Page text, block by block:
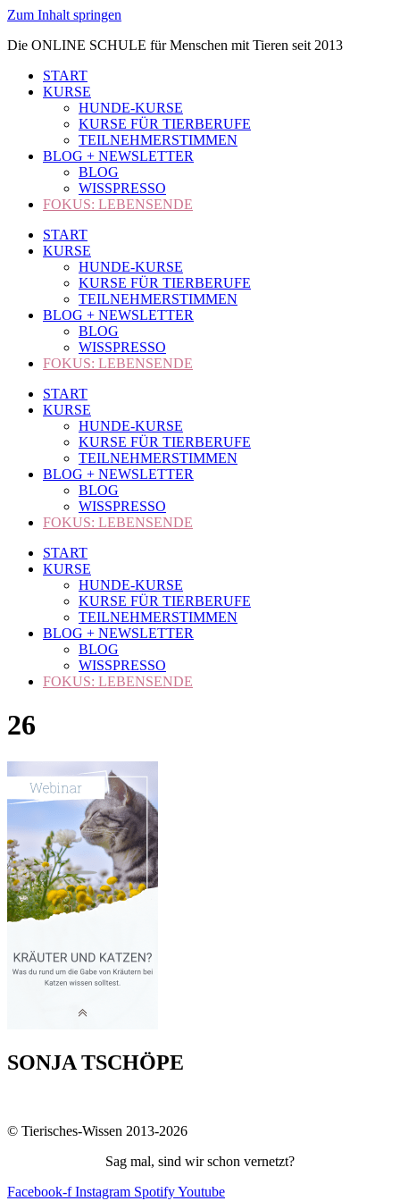
Zum Inhalt springen
Die ONLINE SCHULE für Menschen mit Tieren seit 2013
START
KURSE
HUNDE-KURSE
KURSE FÜR TIERBERUFE
TEILNEHMERSTIMMEN
BLOG + NEWSLETTER
BLOG
WISSPRESSO
FOKUS: LEBENSENDE
START
KURSE
HUNDE-KURSE
KURSE FÜR TIERBERUFE
TEILNEHMERSTIMMEN
BLOG + NEWSLETTER
BLOG
WISSPRESSO
FOKUS: LEBENSENDE
START
KURSE
HUNDE-KURSE
KURSE FÜR TIERBERUFE
TEILNEHMERSTIMMEN
BLOG + NEWSLETTER
BLOG
WISSPRESSO
FOKUS: LEBENSENDE
START
KURSE
HUNDE-KURSE
KURSE FÜR TIERBERUFE
TEILNEHMERSTIMMEN
BLOG + NEWSLETTER
BLOG
WISSPRESSO
FOKUS: LEBENSENDE
26
SONJA TSCHÖPE
© Tierisches-Wissen 2013-2026
Sag mal, sind wir schon vernetzt?
Facebook-f Instagram SpotifyYoutube